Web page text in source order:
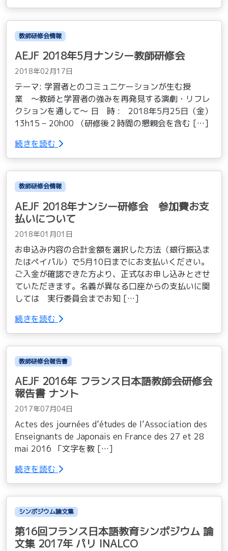
教師研修会情報
AEJF 2018年5月ナンシー教師研修会
2018年02月17日
テーマ: 学習者とのコミュニケーションが生む授
業 〜教師と学習者の強みを再発見する演劇・リフレ
クションを通して〜 日 時 : 2018年5月25日（金）
13h15 – 20h00 （研修後２時間の懇親会を含む […]
続きを読む
教師研修会情報
AEJF 2018年ナンシー研修会 参加費お支
払いについて
2018年01月01日
お申込み内容の合計金額を選択した方法（銀行振込ま
たはペイパル）で5月10日までにお支払いください。
ご入金が確認できた方より、正式なお申し込みとさせ
ていただきます。名義が異なる口座からの支払いに関
しては 実行委員会までお知 […]
続きを読む
教師研修会報告書
AEJF 2016年 フランス日本語教師会研修会
報告書 ナント
2017年07月04日
Actes des journées d’études de l’Association des
Enseignants de Japonais en France des 27 et 28
mai 2016 「文字を教 […]
続きを読む
シンポジウム論文集
第16回フランス日本語教育シンポジウム 論
文集 2017年 パリ INALCO